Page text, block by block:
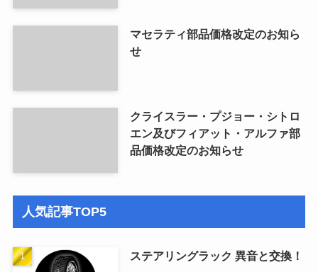
マセラティ部品価格改定のお知ら
せ
クライスラー・プジョー・シトロ
エン及びフィアット・アルファ部
品価格改定のお知らせ
人気記事TOP5
ステアリングラック 異音と交換！